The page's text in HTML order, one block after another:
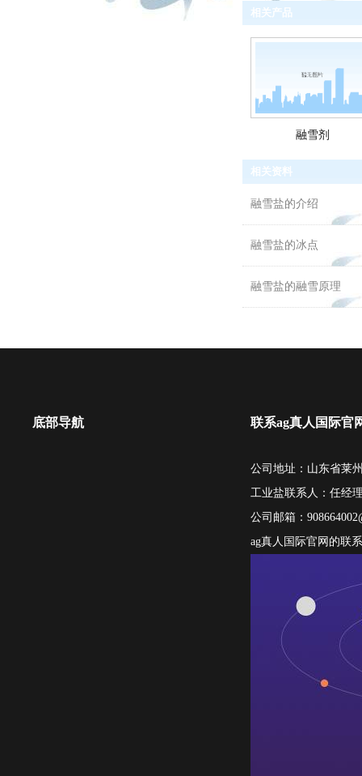
相关产品
融雪剂
相关资料
融雪盐的介绍
融雪盐的冰点
融雪盐的融雪原理
底部导航 联系ag真人国际官
公司地址：山东省莱
工业盐联系人：任经
公司邮箱：
ag真人国际官网的联